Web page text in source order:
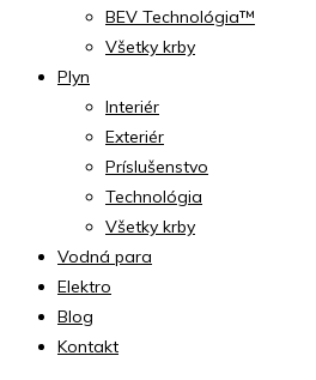
BEV Technológia™
Všetky krby
Plyn
Interiér
Exteriér
Príslušenstvo
Technológia
Všetky krby
Vodná para
Elektro
Blog
Kontakt